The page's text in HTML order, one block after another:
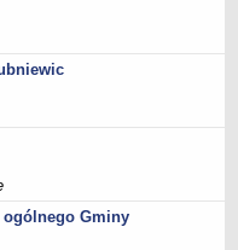
ogólnego Gminy